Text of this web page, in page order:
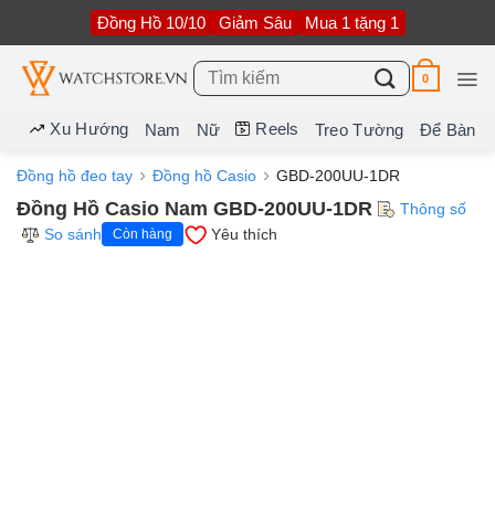
nội
dung
Đồng Hồ 10/10 Giảm Sâu Mua 1 tặng 1
Tìm
kiếm:
0
Xu Hướng Nam Nữ Reels Treo Tường Để Bàn
Đồng hồ đeo tay Đồng hồ Casio GBD-200UU-1DR
Đồng Hồ Casio Nam GBD-200UU-1DR
Thông số
So sánh
Còn hàng Yêu thích